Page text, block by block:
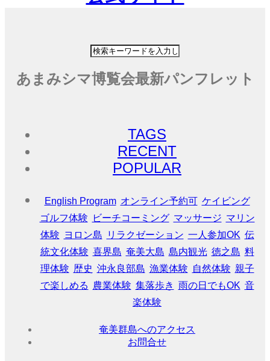
ホーム
HOME
ONLINE RSV.
奄美大島
喜界島
KIKAIJIMA
徳之島
TOKUNOSHIMA
OKINOERABUJIMA
あまみシマ博覧会最新パンフレット
TAGS
RECENT
POPULAR
English Program オンライン予約可 ケイビング
ゴルフ体験
ビーチコーミング マッサージ マリン
体験 ヨロン島 リラクゼーション 一人参加OK 伝
統文化体験 喜界島 奄美大島 島内観光 徳之島 料
理体験 歴史 沖永良部島 漁業体験 自然体験 親子
で楽しめる 農業体験 集落歩き 雨の日でもOK 音
楽体験
奄美群島へのアクセス
お問合せ